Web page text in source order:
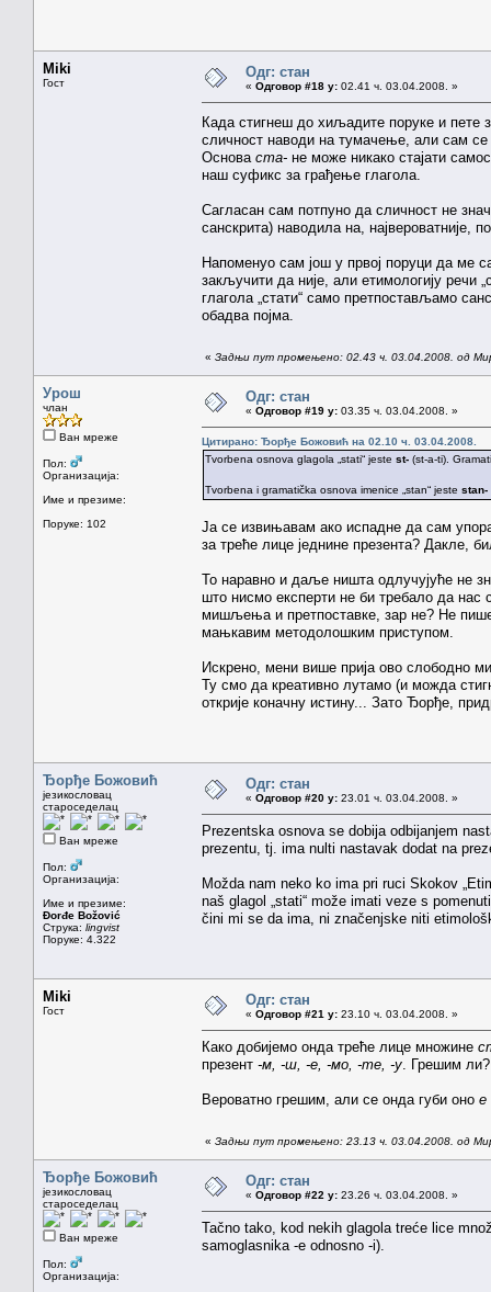
Miki
Гост
Одг: стан
« Одговор #18 у: 02.41 ч. 03.04.2008. »
Када стигнеш до хиљадите поруке и пете
сличност наводи на тумачење, али сам се
Основа ста- не може никако стајати
наш суфикс за грађење глагола.
Сагласан сам потпуно да сличност не
санскрита) наводила на, највероватније,
Напоменуо сам још у првој поруци да ме
закључити да није, али етимологију
глагола „стати“ само претпостављамо
обадва појма.
« Задњи пут промењено: 02.43 ч. 03.04.2008. од
Урош
члан
Ван мреже
Пол:
Организација:
Име и презиме:
Поруке: 102
Одг: стан
« Одговор #19 у: 03.35 ч. 03.04.2008. »
Цитирано: Ђорђе Божовић на 02.10 ч. 03.04.2008.
Tvorbena osnova glagola „stati“ jeste st- (st-a-ti).
Tvorbena i gramatička osnova imenice „stan“ jeste stan-
Ја се извињавам ако испадне да сам
за треће лице једнине презента? Дакле,
То наравно и даље ништа одлучујуће не
што нисмо експерти не би требало да
мишљења и претпоставке, зар не? Не
мањкавим методолошким приступом.
Искрено, мени више прија ово слободно
Ту смо да креативно лутамо (и можда
открије коначну истину... Зато Ђорђе,
Ђорђе Божовић
језикословац
староседелац
Ван мреже
Пол:
Организација:
Име и презиме:
Đorđe Božović
Струка: lingvist
Поруке: 4.322
Одг: стан
« Одговор #20 у: 23.01 ч. 03.04.2008. »
Prezentska osnova se dobija odbijanjem
prezentu, tj. ima nulti nastavak dodat na
Možda nam neko ko ima pri ruci Skokov
naš glagol „stati“ može imati veze s
čini mi se da ima, ni značenjske niti
Miki
Гост
Одг: стан
« Одговор #21 у: 23.10 ч. 03.04.2008. »
Како добијемо онда треће лице множине
презент -м, -ш, -е, -мо, -те, -у . Грешим ли?
Вероватно грешим, али се онда губи оно е
« Задњи пут промењено: 23.13 ч. 03.04.2008. од
Ђорђе Божовић
језикословац
староседелац
Ван мреже
Пол:
Организација:
Одг: стан
« Одговор #22 у: 23.26 ч. 03.04.2008. »
Tačno tako, kod nekih glagola treće lice
samoglasnika -e odnosno -i).